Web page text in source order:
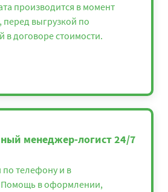
производится в момент
перед выгрузкой по
в договоре стоимости.
менеджер-логист 24/7
по телефону и в
Помощь в оформлении,